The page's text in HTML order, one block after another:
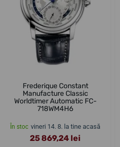
Frederique Constant
Manufacture Classic
Worldtimer Automatic FC-
718WM4H6
În stoc vineri 14. 8. la tine acasă
25 869,24 lei